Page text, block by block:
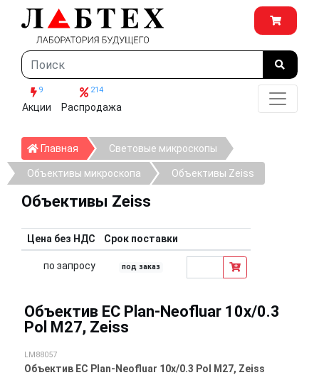
9
Акции
214
Распродажа
Главная ГлавнаяСветовые микроскопы
Объективы микроскопа Объективы Zeiss
Объективы Zeiss
Цена без НДС Срок поставки
по запросу под заказ
Объектив EC Plan-Neofluar 10x/0.3
Pol M27, Zeiss
LM88057
Объектив EC Plan-Neofluar 10x/0.3 Pol M27, Zeiss